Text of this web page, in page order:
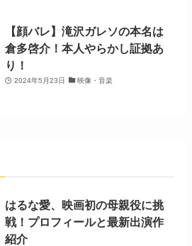
【顔バレ】滝沢ガレソの本名は
倉多啓介！本人やらかし証拠あ
り！
2024年5月23日 映像・音楽
はるな愛、映画初の母親役に挑
戦！プロフィールと最新出演作
紹介